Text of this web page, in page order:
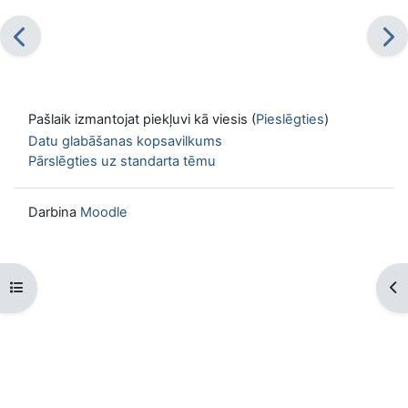
Atvērt kursu indeksu
Pašlaik izmantojat piekļuvi kā viesis (Pieslēgties)
Datu glabāšanas kopsavilkums
Pārslēgties uz standarta tēmu
Darbina Moodle